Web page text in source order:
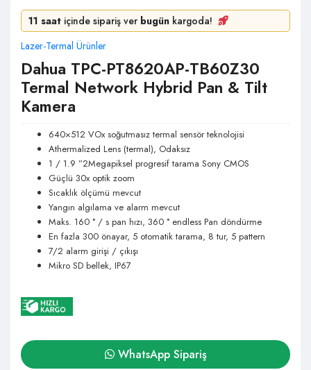
11 saat içinde sipariş ver bugün kargoda!
Lazer-Termal Ürünler
Dahua TPC-PT8620AP-TB60Z30
Termal Network Hybrid Pan & Tilt
Kamera
640×512 VOx soğutmasız termal sensör teknolojisi
Athermalized Lens (termal), Odaksız
1 / 1.9 ”2Megapiksel progresif tarama Sony CMOS
Güçlü 30x optik zoom
Sıcaklık ölçümü mevcut
Yangın algılama ve alarm mevcut
Maks. 160 ° / s pan hızı, 360 ° endless Pan döndürme
En fazla 300 önayar, 5 otomatik tarama, 8 tur, 5 pattern
7/2 alarm girişi / çıkışı
Mikro SD bellek, IP67
WhatsApp Sipariş